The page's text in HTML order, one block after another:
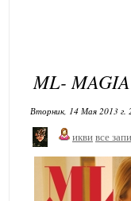
ML-
Вторник, 14 Мая 2013 г.
икви все